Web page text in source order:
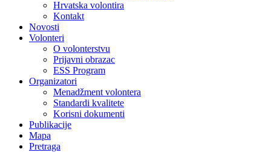
Hrvatska volontira
Kontakt
Novosti
Volonteri
O volonterstvu
Prijavni obrazac
ESS Program
Organizatori
Menadžment volontera
Standardi kvalitete
Korisni dokumenti
Publikacije
Mapa
Pretraga